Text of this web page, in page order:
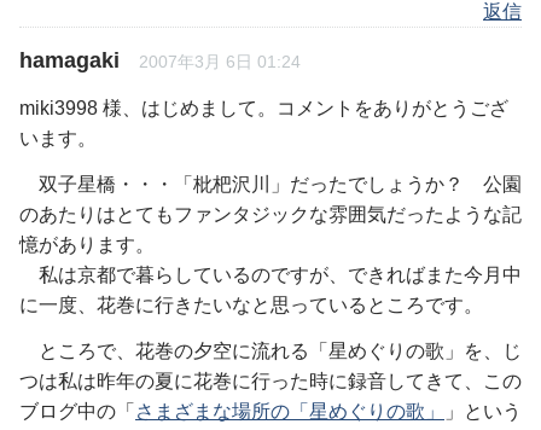
返信
hamagaki 2007年3月 6日 01:24
miki3998 様、はじめまして。コメントをありがとうござ
います。
双子星橋・・・「枇杷沢川」だったでしょうか？ 公園
のあたりはとてもファンタジックな雰囲気だったような記
憶があります。
私は京都で暮らしているのですが、できればまた今月中
に一度、花巻に行きたいなと思っているところです。
ところで、花巻の夕空に流れる「星めぐりの歌」を、じ
つは私は昨年の夏に花巻に行った時に録音してきて、この
ブログ中の「 さまざまな場所の「星めぐりの歌」
」という